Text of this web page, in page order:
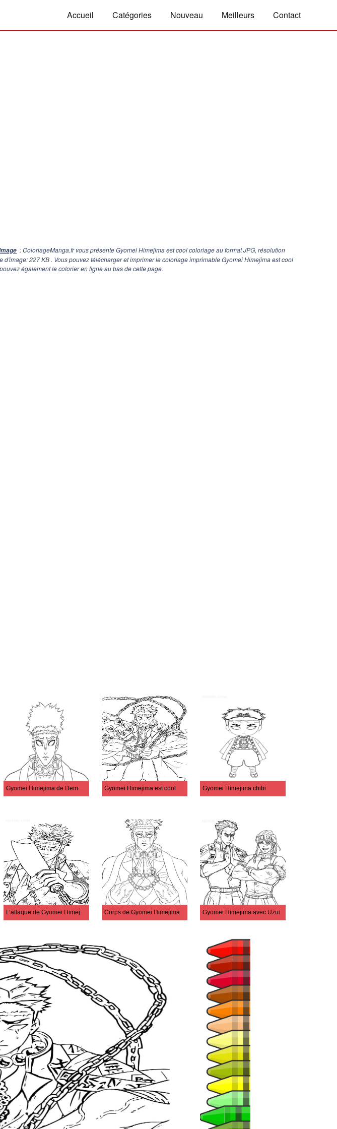
Accueil Catégories Nouveau Meilleurs Contact
: ColoriageManga.fr vous présente Gyomei Himejima est cool coloriage au format JPG, résolution
d'image: 227 KB . Vous pouvez télécharger et imprimer le coloriage imprimable Gyomei Himejima est cool
également le colorier en ligne au bas de cette page.
Gyomei Himejima de Demon Slayer Gyomei Himejima est cool Gyomei Himejima chibi
L’attaque de Gyomei Himejima Corps de Gyomei Himejima Gyomei Himejima avec Uzui